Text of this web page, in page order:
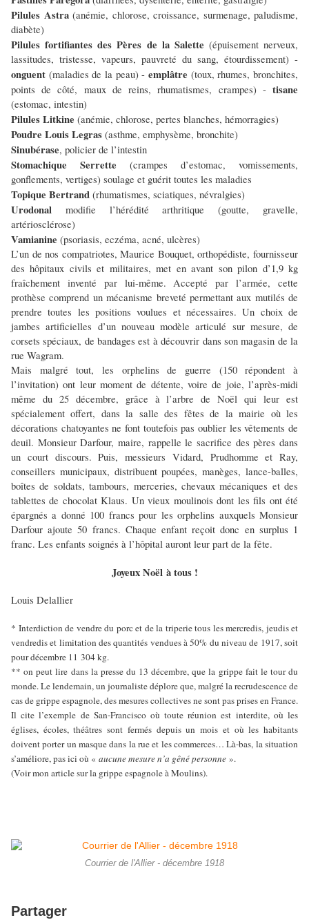
Pilules Astra(anémie, chlorose, croissance, surmenage, paludisme,
diabète)
Pilules fortifiantes des Pères de la Salette (épuisement nerveux,
lassitudes, tristesse, vapeurs, pauvreté du sang, étourdissement) -
onguent (maladies de la peau) -emplâtre (toux, rhumes, bronchites,
points de côté, maux de reins, rhumatismes, crampes) - tisane
(estomac, intestin)
Pilules Litkine (anémie, chlorose, pertes blanches, hémorragies)
Poudre Louis Legras (asthme, emphysème, bronchite)
Sinubérase, policier de l’intestin
Stomachique Serrette (crampes d’estomac, vomissements,
gonflements, vertiges) soulage et guérit toutes les maladies
Topique Bertrand (rhumatismes, sciatiques, névralgies)
Urodonal modifie l’hérédité arthritique (goutte, gravelle,
artériosclérose)
Vamianine (psoriasis, eczéma, acné, ulcères)
L’un de nos compatriotes, Maurice Bouquet, orthopédiste, fournisseur
des hôpitaux civils et militaires, met en avant son pilon d’1,9 kg
fraîchement inventé par lui-même. Accepté par l’armée, cette
prothèse comprend un mécanisme breveté permettant aux mutilés de
prendre toutes les positions voulues et nécessaires. Un choix de
jambes artificielles d’un nouveau modèle articulé sur mesure, de
corsets spéciaux, de bandages est à découvrir dans son magasin de la
rue Wagram.
Mais malgré tout, les orphelins de guerre (150 répondent à
l’invitation) ont leur moment de détente, voire de joie, l’après-midi
même du 25 décembre, grâce à l’arbre de Noël qui leur est
spécialement offert, dans la salle des fêtes de la mairie où les
décorations chatoyantes ne font toutefois pas oublier les vêtements de
deuil. Monsieur Darfour, maire, rappelle le sacrifice des pères dans
un court discours. Puis, messieurs Vidard, Prudhomme et Ray,
conseillers municipaux, distribuent poupées, manèges, lance-balles,
boîtes de soldats, tambours, merceries, chevaux mécaniques et des
tablettes de chocolat Klaus. Un vieux moulinois dont les fils ont été
épargnés a donné 100 francs pour les orphelins auxquels Monsieur
Darfour ajoute 50 francs. Chaque enfant reçoit donc en surplus 1
franc. Les enfants soignés à l’hôpital auront leur part de la fête.
Joyeux Noël à tous !
Louis Delallier
* Interdiction de vendre du porc et de la triperie tous les mercredis, jeudis et
vendredis et limitation des quantités vendues à 50% du niveau de 1917, soit
pour décembre 11 304 kg.
** on peut lire dans la presse du 13 décembre, que la grippe fait le tour du
monde. Le lendemain, un journaliste déplore que, malgré la recrudescence de
cas de grippe espagnole, des mesures collectives ne sont pas prises en France.
Il cite l’exemple de San-Francisco où toute réunion est interdite, où les
églises, écoles, théâtres sont fermés depuis un mois et où les habitants
doivent porter un masque dans la rue et les commerces… Là-bas, la situation
s’améliore, pas ici où « aucune mesure n’a gêné personne ».
(Voir mon article sur la grippe espagnole à Moulins).
Courrier de l'Allier - décembre 1918
Partager